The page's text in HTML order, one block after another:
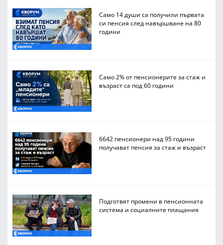
Само 14 души са получили първата
си пенсия след навършване на 80
години
Само 2% от пенсионерите за стаж и
възраст са под 60 години
6642 пенсионери над 95 години
получават пенсия за стаж и възраст
Подготвят промени в пенсионната
система и социалните плащания